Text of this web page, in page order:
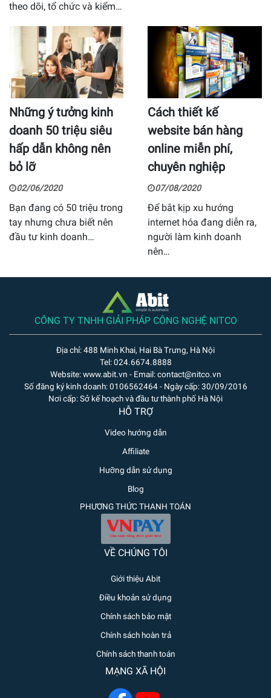
theo dõi, tổ chức và kiểm…
Những ý tưởng kinh
doanh 50 triệu siêu
hấp dẫn không nên
bỏ lỡ
02/06/2020
Bạn đang có 50 triệu trong
tay nhưng chưa biết nên
đầu tư kinh doanh…
Cách thiết kế
website bán hàng
online miễn phí,
chuyên nghiệp
07/08/2020
Để bắt kịp xu hướng
internet hóa đang diễn ra,
người làm kinh doanh
nên…
CÔNG TY TNHH GIẢI PHÁP CÔNG NGHỆ NITCO
Địa chỉ: 488 Minh Khai, Hai Bà Trưng, Hà Nội
Tel: 024.6674.8888
Website: www.abit.vn - Email: contact@nitco.vn
Số đăng ký kinh doanh: 0106562464 - Ngày cấp: 30/09/2016
Nơi cấp: Sở kế hoạch và đầu tư thành phố Hà Nội
HỖ TRỢ
Video hướng dẫn
Affiliate
Hưỡng dẫn sử dụng
Blog
PHƯƠNG THỨC THANH TOÁN
VỀ CHÚNG TÔI
Giới thiệu Abit
Điều khoản sử dụng
Chính sách bảo mật
Chính sách hoàn trả
Chính sách thanh toán
MẠNG XÃ HỘI